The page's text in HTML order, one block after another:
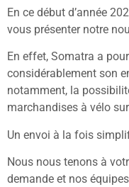
En ce début d’année
vous présenter notre
En effet, Somatra a
considérablement son
notamment, la
marchandises à vélo
Un envoi à la fois
Nous nous tenons à
demande et nos